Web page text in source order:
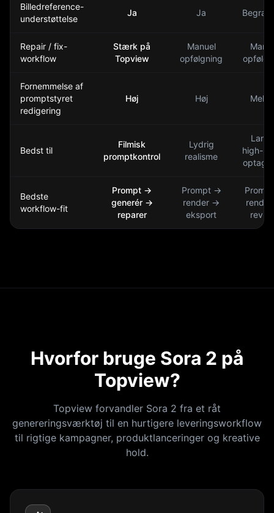
Billedreference-
understøttelse
Ja Ja
Repair / fix-
workflow
Stærk på
Topview
Manuel
opfølgning
Fornemmelse af
promptstyret
redigering
Høj Høj
Bedst til
Filmisk
promptkontrol
Lydrig
realisme
high-
Bedste
workflow-fit
Prompt ->
generér ->
reparer
Prompt ->
render ->
eksport
render
Hvorfor bruge Sora 2 på
Topview?
Topview forvandler Sora 2 fra et råt
genereringsværktøj til en hurtigere leveringsworkflow
til rigtige kampagner, produktlanceringer og kreative
hold.